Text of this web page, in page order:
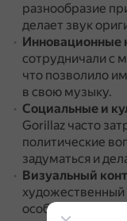
разнообразие
делает звук
Инновационные
сотрудничали с
что позволило
в свою музыку.
Социальные и
Gorillaz часто
политические
задуматься и
Визуальный
особую